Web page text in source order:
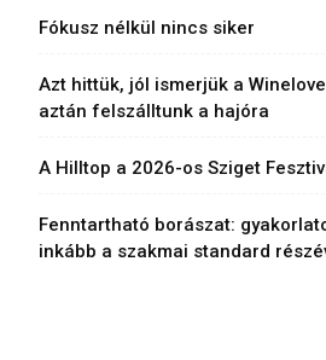
Fókusz nélkül nincs siker
Azt hittük, jól ismerjük a
aztán felszálltunk a hajóra
A Hilltop a 2026-os Sziget
Fenntartható borászat:
inkább a szakmai standard